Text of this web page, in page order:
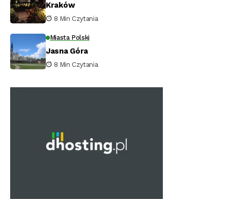
Kraków
8 Min Czytania
Miasta Polski
Jasna Góra
8 Min Czytania